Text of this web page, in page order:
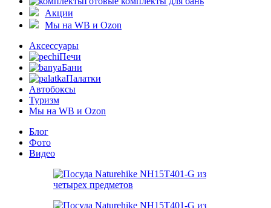
Акции
Мы на WB и Ozon
Аксессуары
Печи
Бани
Палатки
Автобоксы
Туризм
Мы на WB и Ozon
Блог
Фото
Видео